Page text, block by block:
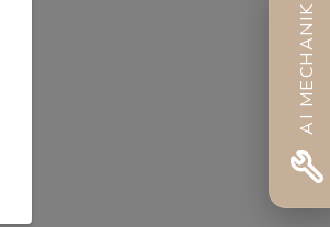
AI MECHANIK